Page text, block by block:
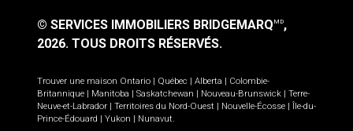
© SERVICES IMMOBILIERS BRIDGEMARQ MD,
2026. TOUS DROITS RÉSERVÉS.
Trouver une maison Ontario Québec Alberta
Colombie-
Britannique
Manitoba Saskatchewan Nouveau-Brunswick
Terre-
Neuve-et-Labrador
Territoires du Nord-Ouest Nouvelle-Écosse
Île-du-
Prince-Édouard
Yukon Nunavut.